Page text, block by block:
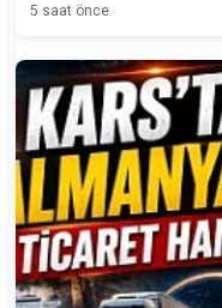
5 saat önce